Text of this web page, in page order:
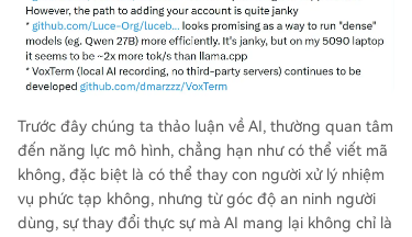
Trước đây chúng ta thảo luận về AI, thường quan tâm
đến năng lực mô hình, chẳng hạn như có thể viết mã
không, đặc biệt là có thể thay con người xử lý nhiệm
vụ phức tạp không, nhưng từ góc độ an ninh người
dùng, sự thay đổi thực sự mà AI mang lại không chỉ là